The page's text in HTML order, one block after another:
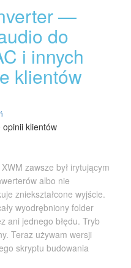
—
do
i innych
klientów
klientów
zawsze był irytującym
albo nie
zniekształcone wyjście.
wyodrębniony folder
jednego błędu. Tryb
Teraz używam wersji
skryptu budowania